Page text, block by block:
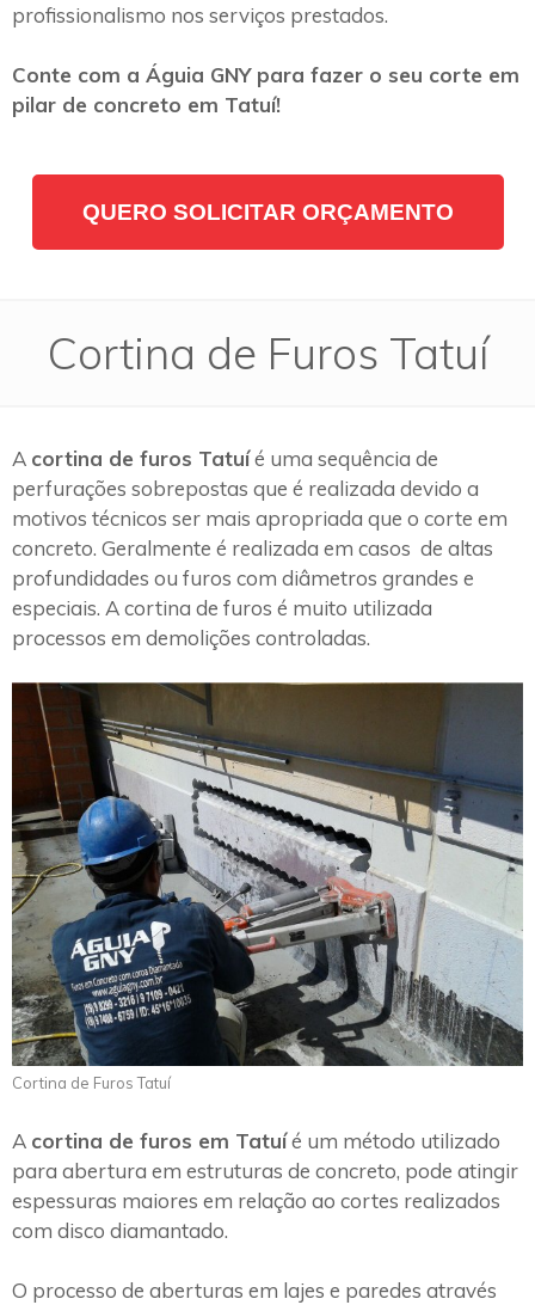
profissionalismo nos serviços prestados.
Conte com a Águia GNY para fazer o seu corte em
pilar de concreto em Tatuí!
QUERO SOLICITAR ORÇAMENTO
Cortina de Furos Tatuí
A cortina de furos Tatuíé uma sequência de
perfurações sobrepostas que é realizada devido a
motivos técnicos ser mais apropriada que o corte em
concreto. Geralmente é realizada em casos de altas
profundidades ou furos com diâmetros grandes e
especiais. A cortina de furos é muito utilizada
processos em demolições controladas.
Cortina de Furos Tatuí
A cortina de furos em Tatuíé um método utilizado
para abertura em estruturas de concreto, pode atingir
espessuras maiores em relação ao cortes realizados
com disco diamantado.
O processo de aberturas em lajes e paredes através